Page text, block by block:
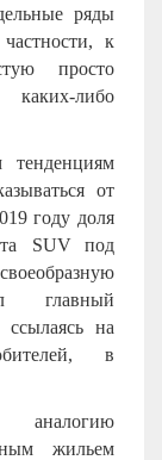
ряды
к
просто
либо
от
году доля
SUV
под
главный
на
в
аналогию
жильем